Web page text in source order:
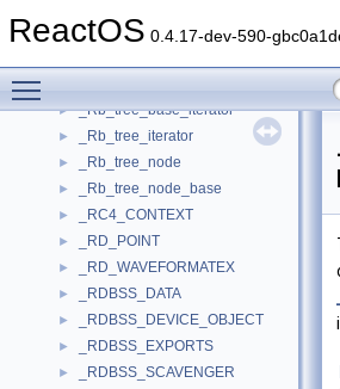
ReactOS 0.4.17-dev-590-
► _RB_HITTESTINFO
► _Rb_tree_base_iterator
► _Rb_tree_iterator
► _Rb_tree_node
► _Rb_tree_node_base
► _RC4_CONTEXT
► _RD_POINT
► _RD_WAVEFORMATEX
► _RDBSS_DATA
► _RDBSS_DEVICE_OBJECT
► _RDBSS_EXPORTS
► _RDBSS_SCAVENGER